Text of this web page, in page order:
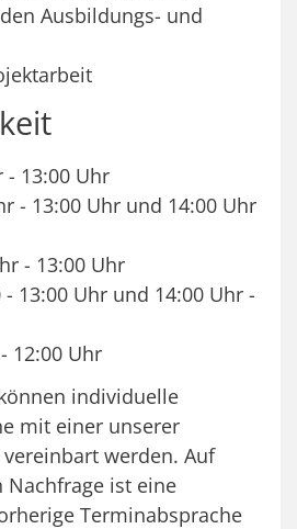
Ausbildungs- und
- 13:00 Uhr
- 13:00 Uhr und 14:00 Uhr
- 13:00 Uhr
13:00 Uhr und 14:00 Uhr -
12:00 Uhr
individuelle
mit einer unserer
werden. Auf
Nachfrage ist eine
Terminabsprache